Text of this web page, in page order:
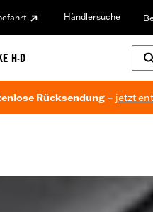
Händlersuche
H-D
Rücksendung – jetzt